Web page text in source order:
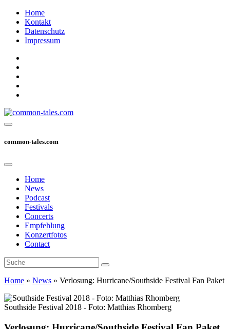
Home
Kontakt
Datenschutz
Impressum
common-tales.com
Home
News
Podcast
Festivals
Concerts
Empfehlung
Konzertfotos
Contact
Home » News » Verlosung: Hurricane/Southside Festival Fan Paket
Southside Festival 2018 - Foto: Matthias Rhomberg